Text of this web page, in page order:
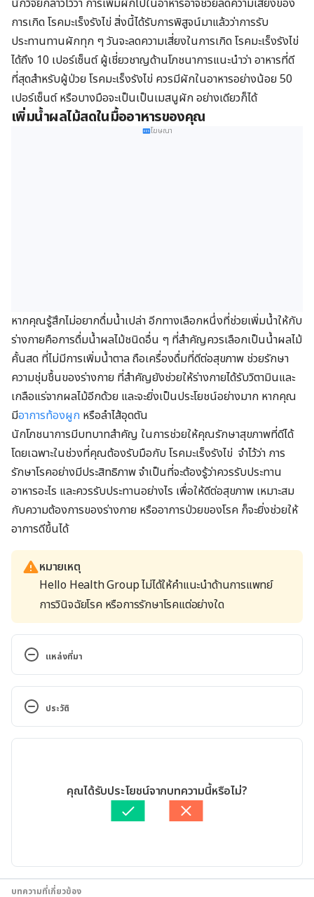
การเกิด โรคมะเร็งรังไข่ สิ่งนี้ได้รับการพิสูจน์มาแล้วว่าการรับ
ประทานทานผักทุก ๆ วันจะลดความเสี่ยงในการเกิด โรคมะเร็งรังไข่
ได้ถึง 10 เปอร์เซ็นต์ ผู้เชี่ยวชาญด้านโภชนาการแนะนำว่า อาหารที่ดี
ที่สุดสำหรับผู้ป่วย โรคมะเร็งรังไข่ ควรมีผักในอาหารอย่างน้อย 50
เปอร์เซ็นต์ หรือบางมือจะเป็นเป็นเมสนูผัก อย่างเดียวก็ได้
เพิ่มน้ำผลไม้สดในมื้ออาหารของคุณ
โฆษณา
หากคุณรู้สึกไม่อยากดื่มน้ำเปล่า อีกทางเลือกหนึ่งที่ช่วยเพิ่มน้ำให้กับ
ร่างกายคือการดื่มน้ำผลไม้ชนิดอื่น ๆ ที่สำคัญควรเลือกเป็นน้ำผลไม้
คั้นสด ที่ไม่มีการเพิ่มน้ำตาล ถือเครื่องดื่มที่ดีต่อสุขภาพ ช่วยรักษา
ความชุ่มชื้นของร่างกาย ที่สำคัญยังช่วยให้ร่างกายได้รับวิตามินและ
เกลือแร่จากผลไม้อีกด้วย และจะยิ่งเป็นประโยชน์อย่างมาก หากคุณ
มีอาการท้องผูก หรือลำไส้อุดตัน
นักโภชนาการมีบทบาทสำคัญ ในการช่วยให้คุณรักษาสุขภาพที่ดีได้
โดยเฉพาะในช่วงที่คุณต้องรับมือกับ โรคมะเร็งรังไข่ จำไว้ว่า การ
รักษาโรคอย่างมีประสิทธิภาพ จำเป็นที่จะต้องรู้ว่าควรรับประทาน
อาหารอะไร และควรรับประทานอย่างไร เพื่อให้ดีต่อสุขภาพ เหมาะสม
กับความต้องการของร่างกาย หรืออาการป่วยของโรค ก็จะยิ่งช่วยให้
อาการดีขึ้นได้
หมายเหตุ
Hello Health Group ไม่ได้ให้คำแนะนำด้านการแพทย์
การวินิจฉัยโรค หรือการรักษาโรคแต่อย่างใด
แหล่งที่มา
Starting Chemotherapy: 15 Nutrition
Tips. http://www.webmd.com/ovarian-
cancer/features/15-nutrition-tips-chemo#1.
Patients. http://www.everydayhealth.com/ovarian-
cancer/nutrition-for-ovarian-cancer-
patients.aspx. Accessed August 8, 2017
diabetes.
http://www.cancercenter.com/discussions/blog/ma
ประวัติ
เขียนโดย ปราโมทย์ วงศ์คำ
ตรวจสอบความถูกต้องของข้อมูลโดยทีม Hello คุณหมอ
ชลธิชา จันทร์วิบูลย์
คุณได้รับประโยชน์จากบทความนี้หรือไม่?
บทความที่เกี่ยวข้อง